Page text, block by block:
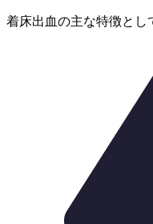
着床出血の主な特徴とし